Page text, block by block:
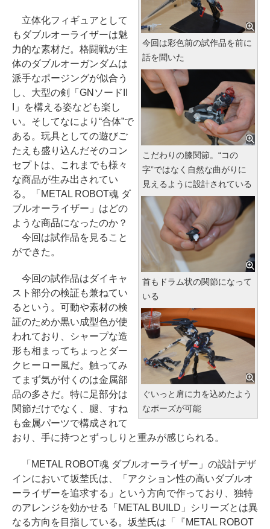
今回は彩色前の試作品を前に
話を聞いた
こだわりの膝関節。“コの
字”ではなく自然な曲がりに
見えるように設計されている
首もドラム状の関節になって
いる
ぐいっと肩に力を込めたよう
なポーズが可能
立体化フィギュアとして
もダブルオーライザーは魅
力的な素材だ。格闘戦が主
体のダブルオーガンダムは
派手なポージングが似合う
し、大型の剣「GNソードII
I」を構える姿なども楽し
い。そしてなにより“合体”で
ある。玩具としての遊びご
たえも盛り込んだそのコン
セプトは、これまでも様々
な商品が生み出されてい
る。「METAL ROBOT魂 ダ
ブルオーライザー」はどの
ような商品になったのか？
今回は試作品を見ること
ができた。
今回の試作品はダイキャ
スト部分の検証も兼ねてい
るという。可動や素材の検
証のためか黒い成型色が使
われており、シャープな造
形も相まってちょっとダー
クヒーロー風だ。触ってみ
てまず気が付くのは金属部
品の多さだ。特に足部分は
関節だけでなく、腿、すね
も金属パーツで構成されて
おり、手に持つとずっしりと重みが感じられる。
「METAL ROBOT魂 ダブルオーライザー」の設計デザ
インにおいて坂埜氏は、「アクション性の高いダブルオ
ーライザーを追求する」という方向で作っており、独特
のアレンジを効かせる「METAL BUILD」シリーズとは異
なる方向を目指している。坂埜氏は「『METAL ROBOT